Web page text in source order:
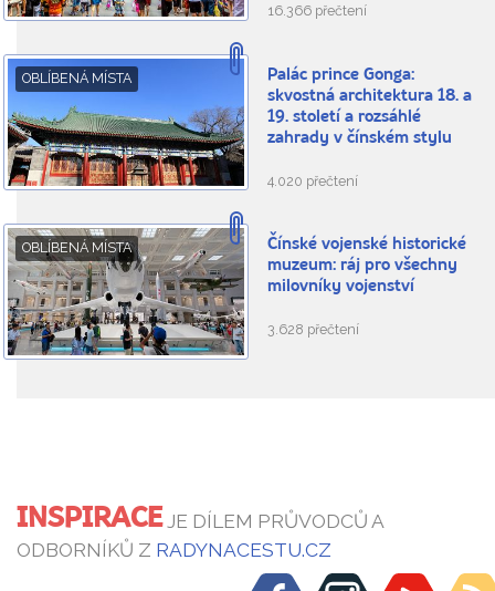
16.366 přečtení
OBLÍBENÁ MÍSTA
Palác prince Gonga:
skvostná architektura 18. a
19. století a rozsáhlé
zahrady v čínském stylu
4.020 přečtení
OBLÍBENÁ MÍSTA
Čínské vojenské historické
muzeum: ráj pro všechny
milovníky vojenství
3.628 přečtení
INSPIRACEJE DÍLEM PRŮVODCŮ A
ODBORNÍKŮ Z RADYNACESTU.CZ